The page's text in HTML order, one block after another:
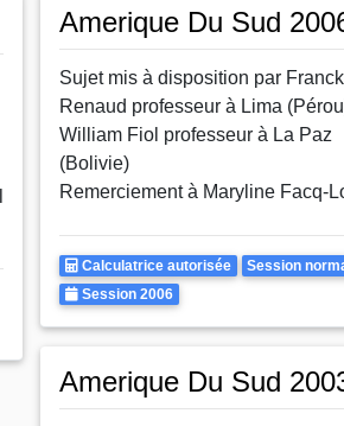
Amerique Du Sud
Sujet mis à disposition par Franck
Renaud professeur à Lima
William Fiol professeur à La Paz
(Bolivie)
Remerciement à Maryline Facq-
Calculatrice
Autorisee
Calculatrice autorisée Rattrapages
Session
Annee
Session 2006
Amerique Du Sud